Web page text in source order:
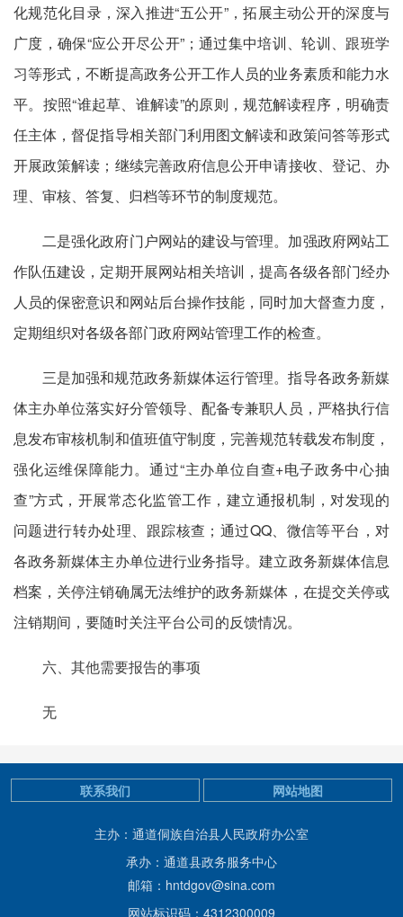
化规范化目录，深入推进“五公开”，拓展主动公开的深度与
广度，确保“应公开尽公开”；通过集中培训、轮训、跟班学
习等形式，不断提高政务公开工作人员的业务素质和能力水
平。按照“谁起草、谁解读”的原则，规范解读程序，明确责
任主体，督促指导相关部门利用图文解读和政策问答等形式
开展政策解读；继续完善政府信息公开申请接收、登记、办
理、审核、答复、归档等环节的制度规范。
二是强化政府门户网站的建设与管理。加强政府网站工
作队伍建设，定期开展网站相关培训，提高各级各部门经办
人员的保密意识和网站后台操作技能，同时加大督查力度，
定期组织对各级各部门政府网站管理工作的检查。
三是加强和规范政务新媒体运行管理。指导各政务新媒
体主办单位落实好分管领导、配备专兼职人员，严格执行信
息发布审核机制和值班值守制度，完善规范转载发布制度，
强化运维保障能力。通过“主办单位自查+电子政务中心抽
查”方式，开展常态化监管工作，建立通报机制，对发现的
问题进行转办处理、跟踪核查；通过QQ、微信等平台，对
各政务新媒体主办单位进行业务指导。建立政务新媒体信息
档案，关停注销确属无法维护的政务新媒体，在提交关停或
注销期间，要随时关注平台公司的反馈情况。
六、其他需要报告的事项
无
主办：通道侗族自治县人民政府办公室
承办：通道县政务服务中心
邮箱：hntdgov@sina.com
网站标识码：4312300009
联系我们 网站地图